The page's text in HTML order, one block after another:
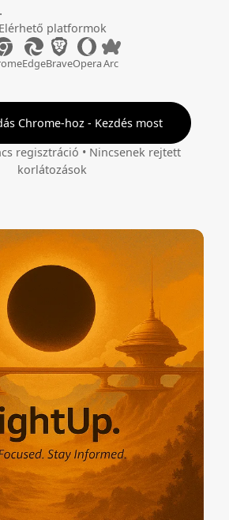
Elérhető platformok
EdgeBraveOperaArc
Chrome-hoz - Kezdés most
regisztráció • Nincsenek rejtett
korlátozások